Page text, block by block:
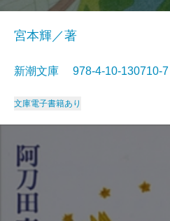
宮本輝／著
新潮文庫 978-4-10-
文庫電子書籍あり